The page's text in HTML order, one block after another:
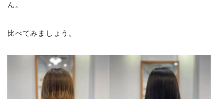
ん。
比べてみましょう。